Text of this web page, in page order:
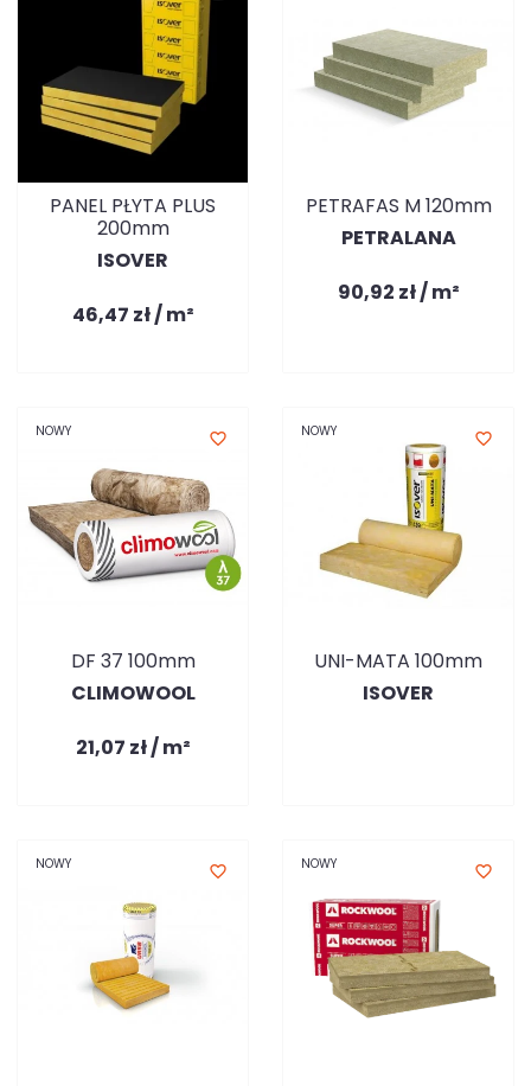
PANEL PŁYTA PLUS
200mm
ISOVER
46,47 zł / m²
PETRAFAS M 120mm
PETRALANA
90,92 zł / m²
NOWY favorite_border
DF 37 100mm
CLIMOWOOL
21,07 zł / m²
NOWY favorite_border
UNI-MATA 100mm
ISOVER
NOWY favorite_border NOWY favorite_border